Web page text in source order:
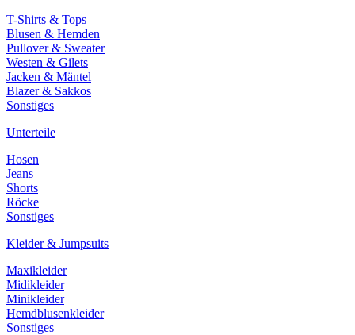
T-Shirts & Tops
Blusen & Hemden
Pullover & Sweater
Westen & Gilets
Jacken & Mäntel
Blazer & Sakkos
Sonstiges
Unterteile
Hosen
Jeans
Shorts
Röcke
Sonstiges
Kleider & Jumpsuits
Maxikleider
Midikleider
Minikleider
Hemdblusenkleider
Sonstiges